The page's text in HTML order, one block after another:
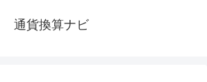
通貨換算ナビ